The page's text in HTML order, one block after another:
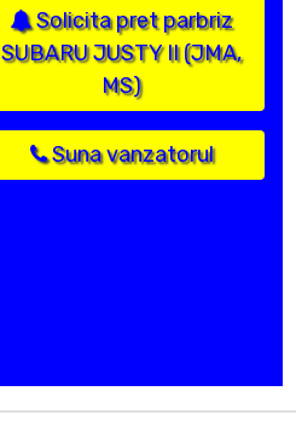
Solicita pret parbriz
SUBARU JUSTY II (JMA,
MS)
Suna vanzatorul